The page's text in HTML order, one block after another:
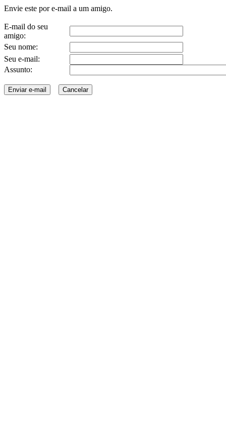
Envie este por e-mail a um amigo.
E-mail do seu
amigo:
Seu nome:
Seu e-mail:
Assunto: